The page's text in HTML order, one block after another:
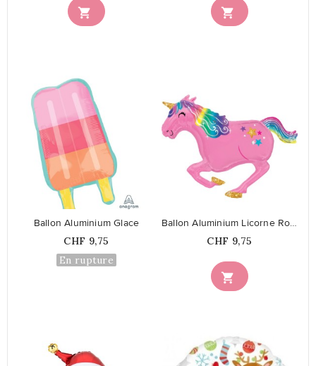
 
Ballon Aluminium Glace
Prix
CHF 9,75
En rupture

Ballon Aluminium Licorne Rose
Prix
CHF 9,75